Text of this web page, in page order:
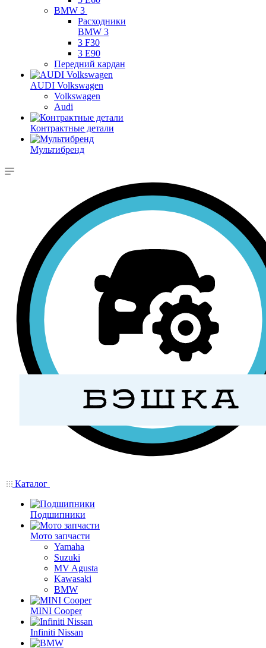
BMW 3
Расходники
BMW 3
3 F30
3 E90
Передний кардан
AUDI Volkswagen
Volkswagen
Audi
Контрактные детали
Мультибренд
Каталог
Подшипники
Мото запчасти
Yamaha
Suzuki
MV Agusta
Kawasaki
BMW
MINI Cooper
Infiniti Nissan